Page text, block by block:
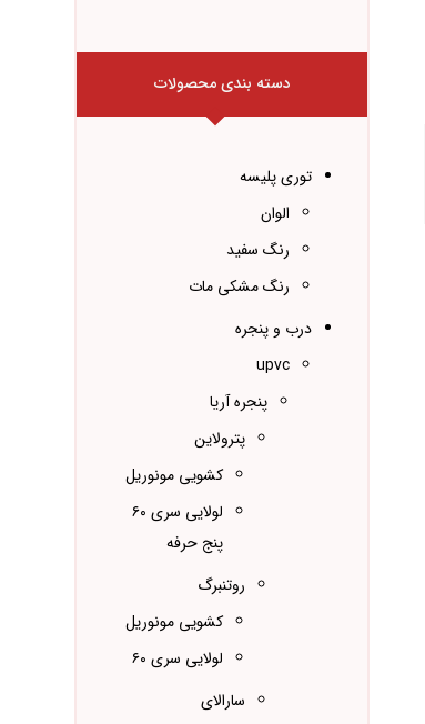
دسته بندی محصولات
توری پلیسه
الوان
رنگ سفید
رنگ مشکی مات
درب و پنجره
upvc
پنجره آریا
پترولاین
کشویی مونوریل
لولایی سری ۶۰
پنج حرفه
روتنبرگ
کشویی مونوریل
لولایی سری ۶۰
سارالای